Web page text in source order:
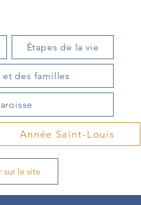
Étapes de la vie
des familles
sur le site
Année Saint-Louis